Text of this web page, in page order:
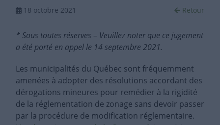
18 octobre 2021 Retour
* Sous toutes réserves – Veuillez noter que ce jugement
a été porté en appel le 14 septembre 2021.
Les municipalités du Québec sont fréquemment
amenées à adopter des résolutions accordant des
dérogations mineures pour remédier à la rigidité
de la réglementation de zonage sans devoir passer
par la procédure de modification réglementaire.